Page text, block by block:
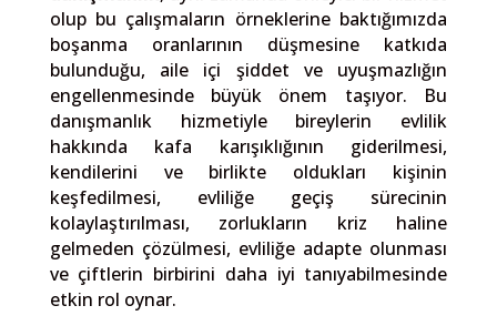
olup bu çalışmaların örneklerine baktığımızda
boşanma oranlarının düşmesine katkıda
bulunduğu, aile içi şiddet ve uyuşmazlığın
engellenmesinde büyük önem taşıyor. Bu
danışmanlık hizmetiyle bireylerin evlilik
hakkında kafa karışıklığının giderilmesi,
kendilerini ve birlikte oldukları kişinin
keşfedilmesi, evliliğe geçiş sürecinin
kolaylaştırılması, zorlukların kriz haline
gelmeden çözülmesi, evliliğe adapte olunması
ve çiftlerin birbirini daha iyi tanıyabilmesinde
etkin rol oynar.